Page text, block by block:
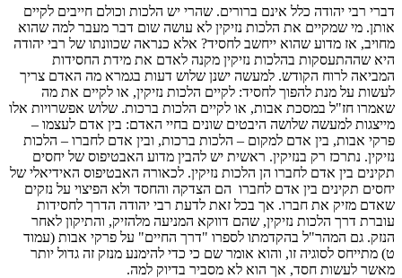
דברי רבי יהודה כלל אינם ברורים. שהרי יש הלכות וכולם חייבים לקיים
אותן. מי שמקיים את הלכות נזיקין לא עושה שום דבר מעבר למה שהוא
מחויב, אז מדוע שהוא ייחשב לחסיד? אלא כנראה שכוונתו של רבי יהודה
היא שההתעסקות בהלכות נזיקין מקנה לאדם את מידת החסידות
המביאה לרוח הקודש. למעשה ישנן שלוש דעות בגמרא מה האדם צריך
לעשות על מנת להפוך לחסיד: לקיים הלכות נזיקין, או לקיים את מה
שאמרו חז"ל במסכת אבות, או לקיים הלכות ברכות. שלוש אפשרויות אלו
מייצגות למעשה שלושה היבטים שונים בחיי האדם: בין אדם לעצמו –
פרקי אבות, בין אדם למקום – הלכות ברכות, ובין אדם לחברו – הלכות
נזיקין. נתרכז רק בנזיקין. ראשית יש להבין מדוע האבטיפוס של יחסים
תקינים בין אדם לחברו הן הלכות נזיקין. לכאורה האבטיפוס האידיאלי של
יחסים תקינים בין אדם לחברו הם הצדקה והחסד ולא הפיצוי על נזקים
שאדם מזיק את חברו. אך בכל זאת לדעת רבי יהודה הדרך לחסידות
עוברת דרך הלכות נזיקין, שהם דווקא המניעה מלהזיק, והתיקון לאחר
הנזק. גם המהר"ל בהקדמתו לספרו "דרך החיים" על פרקי אבות (עמוד
ט) מתייחס לסוגיה זו, והוא אומר שם כי כדי להימנע מנזק זה גדול יותר
מאשר לעשות חסד, אך הוא לא מסביר בדיוק למה.